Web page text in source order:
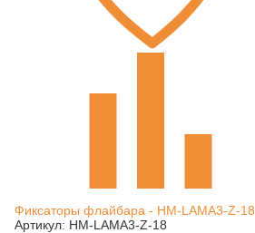
Фиксаторы флайбара - HM-LAMA3-Z-18
Артикул: HM-LAMA3-Z-18